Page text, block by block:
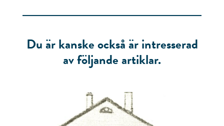
Du är kanske också är intresserad
av följande artiklar.